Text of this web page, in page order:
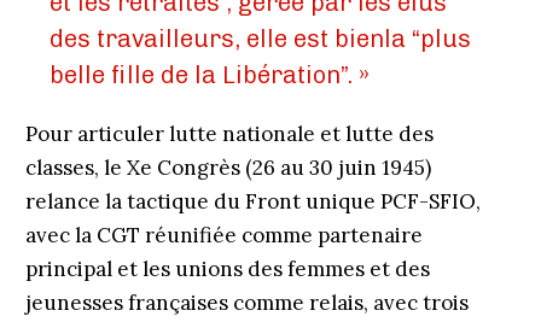
des travailleurs, elle est bienla “plus
belle fille de la Libération”. »
Pour articuler lutte nationale et lutte des
classes, le Xe Congrès (26 au 30 juin 1945)
relance la tactique du Front unique PCF-SFIO,
avec la CGT réunifiée comme partenaire
principal et les unions des femmes et des
jeunesses françaises comme relais, avec trois